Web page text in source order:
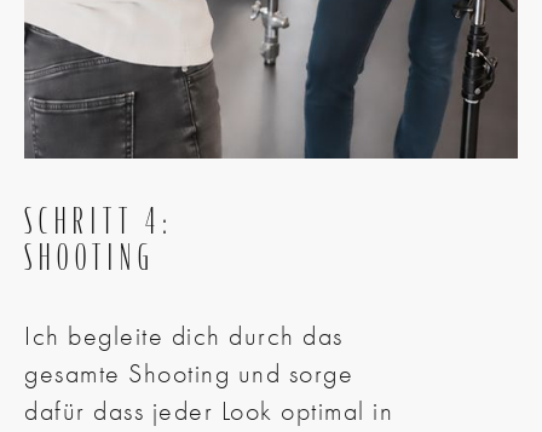
SCHRITT 4:
SHOOTING
Ich begleite dich durch das
gesamte Shooting und sorge
dafür dass jeder Look optimal in